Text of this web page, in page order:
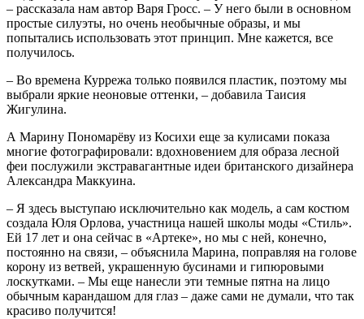
– рассказала нам автор Варя Гросс. – У него были в основном
простые силуэты, но очень необычные образы, и мы
попытались использовать этот принцип. Мне кажется, все
получилось.
– Во времена Куррежа только появился пластик, поэтому мы
выбрали яркие неоновые оттенки, – добавила Таисия
Жигулина.
А Марину Пономарёву из Косихи еще за кулисами показа
многие фотографировали: вдохновением для образа лесной
феи послужили экстравагантные идеи британского дизайнера
Александра Маккуина.
– Я здесь выступаю исключительно как модель, а сам костюм
создала Юля Орлова, участница нашей школы моды «Стиль».
Ей 17 лет и она сейчас в «Артеке», но мы с ней, конечно,
постоянно на связи, – объяснила Марина, поправляя на голове
корону из ветвей, украшенную бусинами и гипюровыми
лоскутками. – Мы еще нанесли эти темные пятна на лицо
обычным карандашом для глаз – даже сами не думали, что так
красиво получится!